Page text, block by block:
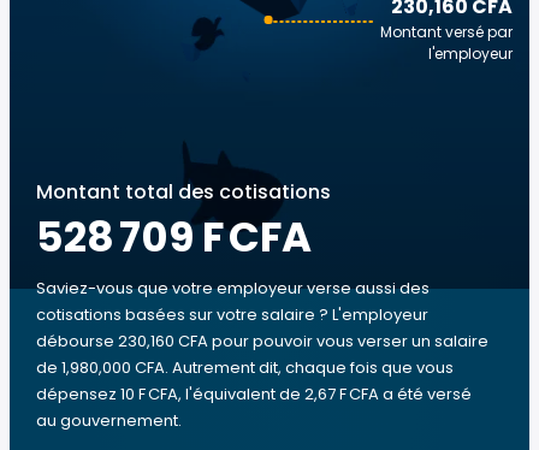
230,160 CFA
Montant versé par
l'employeur
Montant total des cotisations
528 709 F CFA
Saviez-vous que votre employeur verse aussi des
cotisations basées sur votre salaire ? L'employeur
débourse 230,160 CFA pour pouvoir vous verser un salaire
de 1,980,000 CFA. Autrement dit, chaque fois que vous
dépensez 10 F CFA, l'équivalent de 2,67 F CFA a été versé
au gouvernement.